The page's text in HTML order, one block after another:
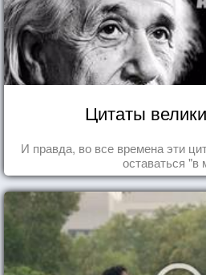
Цитаты
И правда, во все времена эти
оставаться "в